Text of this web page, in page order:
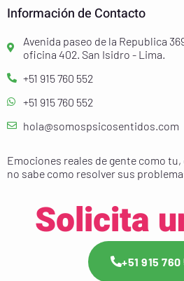
Información de Contacto
Avenida paseo de la Republica
oficina 402. San Isidro - Lima.
+51 915 760 552
+51 915 760 552
hola@somospsicosentidos.com
Emociones reales de gente como
no sabe como resolver sus
Solicita
+51 915